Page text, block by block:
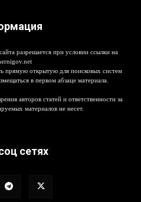
разрешается при условии ссылки на
прямую открытую для поисковых систем
в первом абзаце материала.
авторов статей и ответственности за
материалов не несет.
сетях